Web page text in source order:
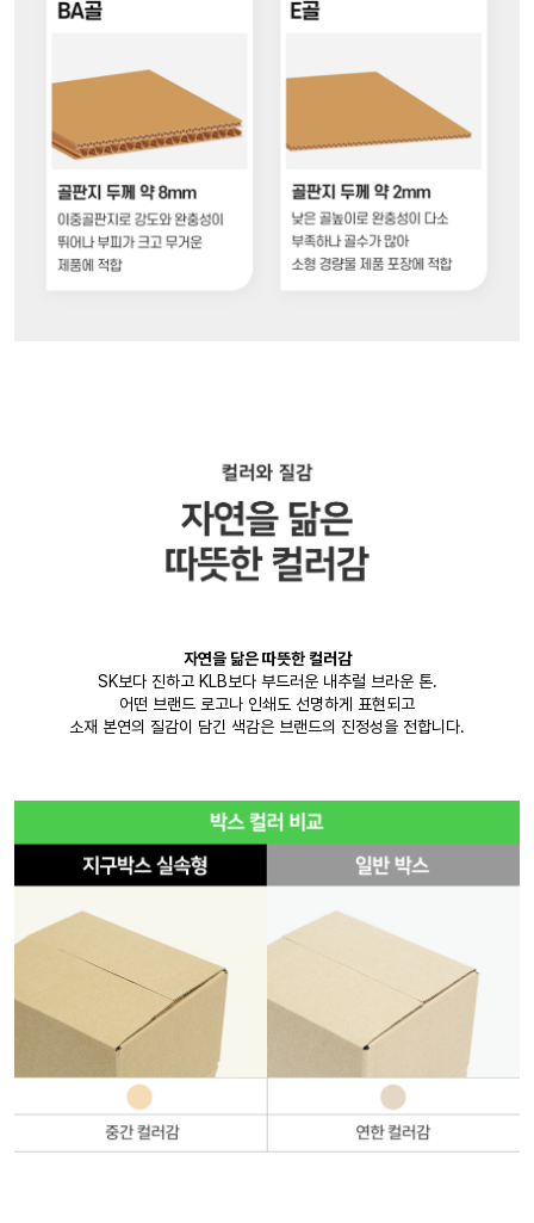
자연을 닮은 따뜻한 컬러감
SK보다 진하고 KLB보다 부드러운 내추럴 브라운 톤.
어떤 브랜드 로고나 인쇄도 선명하게 표현되고
소재 본연의 질감이 담긴 색감은 브랜드의 진정성을 전합니다.